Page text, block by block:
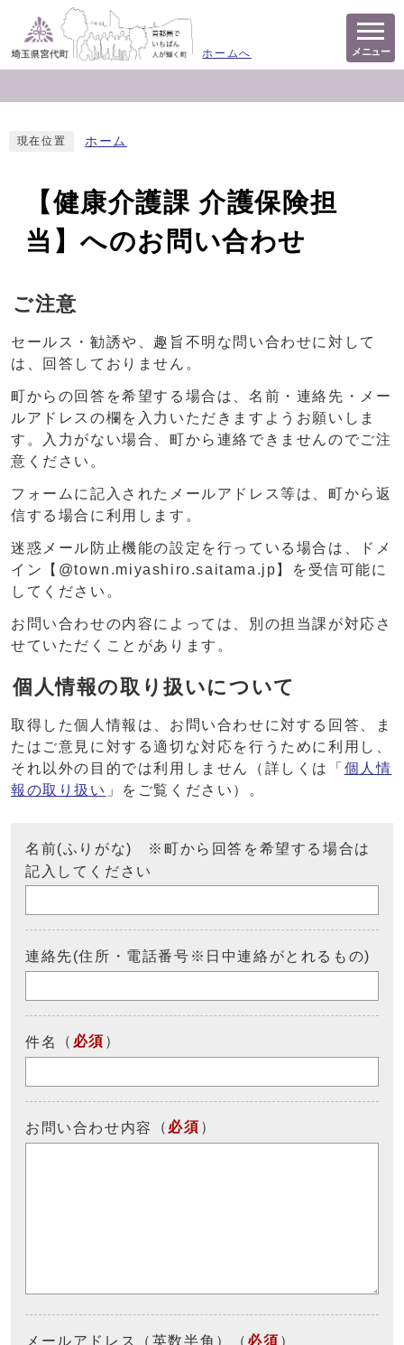
ホームへ メニュー
現在位置 ホーム
【健康介護課 介護保険担
当】へのお問い合わせ
ご注意
セールス・勧誘や、趣旨不明な問い合わせに対して
は、回答しておりません。
町からの回答を希望する場合は、名前・連絡先・メー
ルアドレスの欄を入力いただきますようお願いしま
す。入力がない場合、町から連絡できませんのでご注
意ください。
フォームに記入されたメールアドレス等は、町から返
信する場合に利用します。
迷惑メール防止機能の設定を行っている場合は、ドメ
イン【@town.miyashiro.saitama.jp】を受信可能に
してください。
お問い合わせの内容によっては、別の担当課が対応さ
せていただくことがあります。
個人情報の取り扱いについて
取得した個人情報は、お問い合わせに対する回答、ま
たはご意見に対する適切な対応を行うために利用し、
それ以外の目的では利用しません（詳しくは「 個人情
報の取り扱い 」をご覧ください）。
名前(ふりがな) ※町から回答を希望する場合は
記入してください
連絡先(住所・電話番号※日中連絡がとれるもの)
件名 （ 必須 ）
お問い合わせ内容 （ 必須 ）
メールアドレス（英数半角）（ 必須 ）